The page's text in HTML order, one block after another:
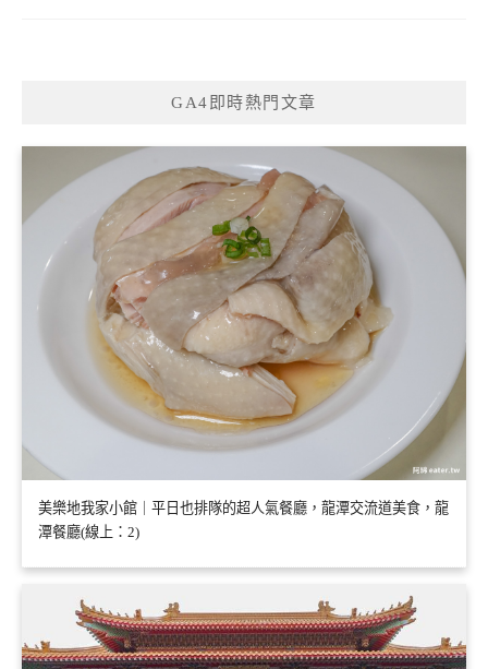
GA4即時熱門文章
美樂地我家小館｜平日也排隊的超人氣餐廳，龍潭交流道美食，龍
潭餐廳(線上：2)